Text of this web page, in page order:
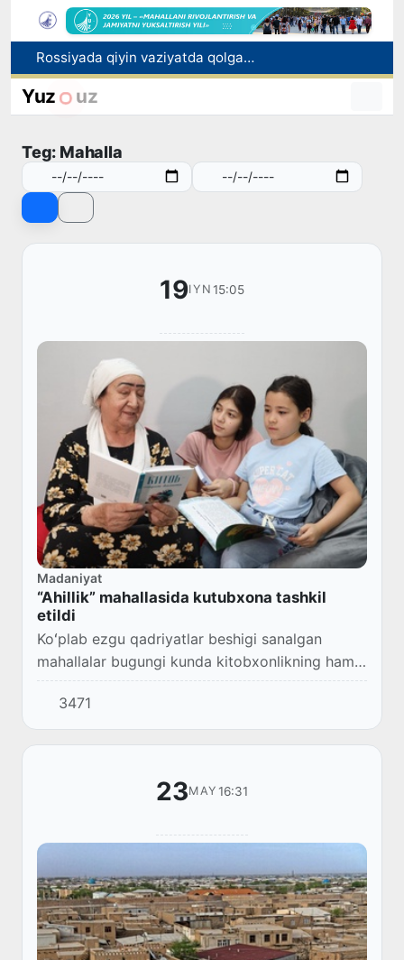
Rossiyada qiyin vaziyatda qolgan yuzlab o‘zbekistonliklar ortga qaytarildi
2030 yilgacha xavfli chiqindilarni qayta ishlash darajasi 20 foizga yetkaziladi
Oʻzbekiston ilk bor Xalqaro informatika olimpiadasi — IOI 2026ga mezbonlik qiladi
Yuz uz
Teg: Mahalla
19IYN 15:05
Madaniyat
“Ahillik” mahallasida kutubxona tashkil
etildi
Koʻplab ezgu qadriyatlar beshigi sanalgan
mahallalar bugungi kunda kitobxonlikning ham
yuksalishiga xizmat qilmoqda.
3471
23MAY 16:31